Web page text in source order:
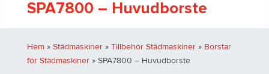
SPA7800 – Huvudborste
Hem» Städmaskiner» Tillbehör Städmaskiner» Borstar
för Städmaskiner» SPA7800 – Huvudborste